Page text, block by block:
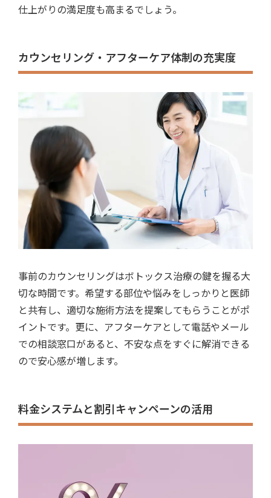
仕上がりの満足度も高まるでしょう。
カウンセリング・アフターケア体制の充実度
事前のカウンセリングはボトックス治療の鍵を握る大
切な時間です。希望する部位や悩みをしっかりと医師
と共有し、適切な施術方法を提案してもらうことがポ
イントです。更に、アフターケアとして電話やメール
での相談窓口があると、不安な点をすぐに解消できる
ので安心感が増します。
料金システムと割引キャンペーンの活用